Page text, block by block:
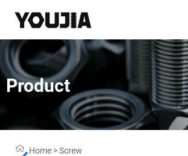
Product
Home >Screw